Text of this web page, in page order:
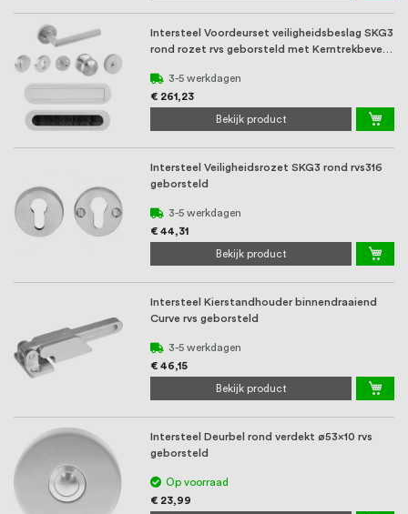
Intersteel Voordeurset veiligheidsbeslag SKG3
rond rozet rvs geborsteld met Kerntrekbeveil
3-5 werkdagen
€ 261,23
Bekijk product
Intersteel Veiligheidsrozet SKG3 rond rvs316
geborsteld
3-5 werkdagen
€ 44,31
Bekijk product
Intersteel Kierstandhouder binnendraaiend
Curve rvs geborsteld
3-5 werkdagen
€ 46,15
Bekijk product
Intersteel Deurbel rond verdekt ø53x10 rvs
geborsteld
Op voorraad
€ 23,99